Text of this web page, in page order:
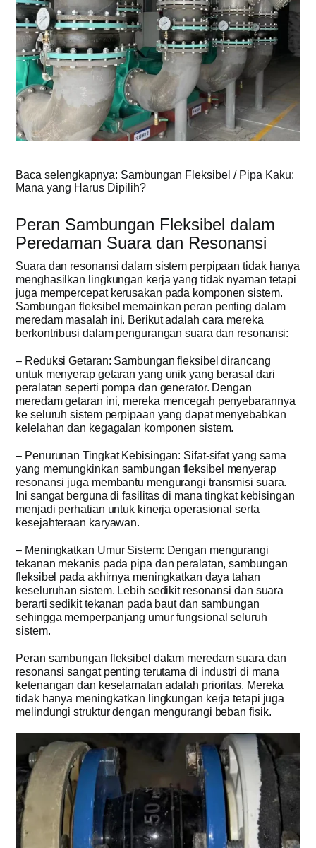
Baca selengkapnya: Sambungan Fleksibel / Pipa Kaku:
Mana yang Harus Dipilih?
Peran Sambungan Fleksibel dalam
Peredaman Suara dan Resonansi
Suara dan resonansi dalam sistem perpipaan tidak hanya
menghasilkan lingkungan kerja yang tidak nyaman tetapi
juga mempercepat kerusakan pada komponen sistem.
Sambungan fleksibel memainkan peran penting dalam
meredam masalah ini. Berikut adalah cara mereka
berkontribusi dalam pengurangan suara dan resonansi:
– Reduksi Getaran: Sambungan fleksibel dirancang
untuk menyerap getaran yang unik yang berasal dari
peralatan seperti pompa dan generator. Dengan
meredam getaran ini, mereka mencegah penyebarannya
ke seluruh sistem perpipaan yang dapat menyebabkan
kelelahan dan kegagalan komponen sistem.
– Penurunan Tingkat Kebisingan: Sifat-sifat yang sama
yang memungkinkan sambungan fleksibel menyerap
resonansi juga membantu mengurangi transmisi suara.
Ini sangat berguna di fasilitas di mana tingkat kebisingan
menjadi perhatian untuk kinerja operasional serta
kesejahteraan karyawan.
– Meningkatkan Umur Sistem: Dengan mengurangi
tekanan mekanis pada pipa dan peralatan, sambungan
fleksibel pada akhirnya meningkatkan daya tahan
keseluruhan sistem. Lebih sedikit resonansi dan suara
berarti sedikit tekanan pada baut dan sambungan
sehingga memperpanjang umur fungsional seluruh
sistem.
Peran sambungan fleksibel dalam meredam suara dan
resonansi sangat penting terutama di industri di mana
ketenangan dan keselamatan adalah prioritas. Mereka
tidak hanya meningkatkan lingkungan kerja tetapi juga
melindungi struktur dengan mengurangi beban fisik.